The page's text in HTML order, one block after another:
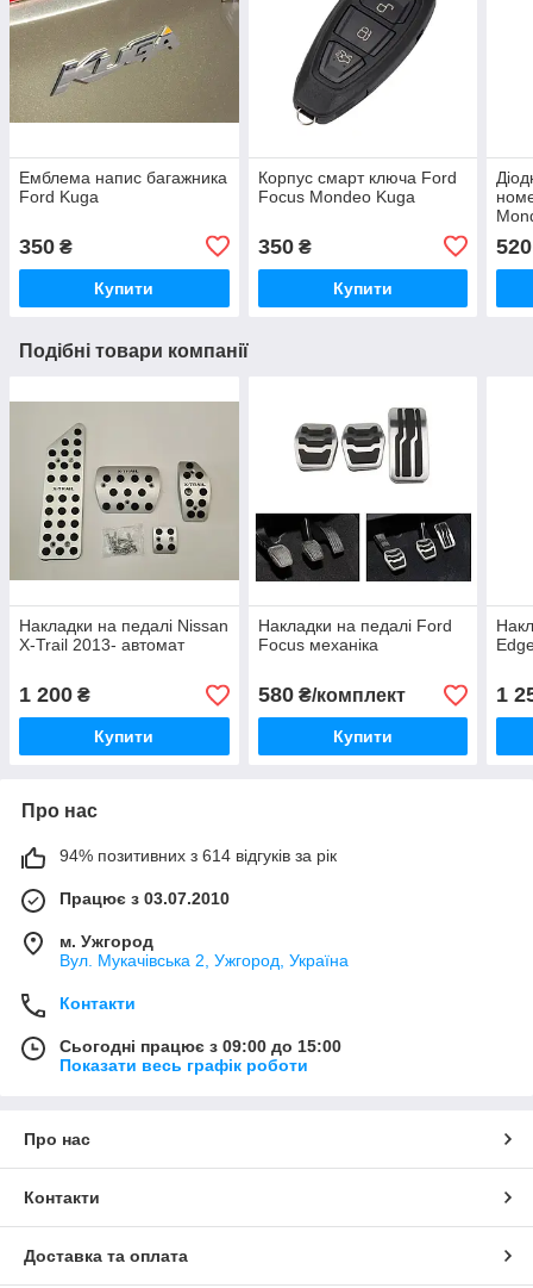
Емблема напис багажника
Ford Kuga
350 ₴
Купити
Корпус смарт ключа Ford
Focus Mondeo Kuga
350₴
Купити
520
Подібні товари компанії
Накладки на педалі Nissan
X-Trail 2013- автомат
1 200 ₴
Купити
Накладки на педалі Ford
Focus механіка
580₴/комплект
Купити
1
Про нас
94% позитивних з 614 відгуків за рік
Працює з 03.07.2010
м. Ужгород
Вул. Мукачівська 2, Ужгород, Україна
Контакти
Сьогодні працює з 09:00 до 15:00
Показати весь графік роботи
Про нас
Контакти
Доставка та оплата